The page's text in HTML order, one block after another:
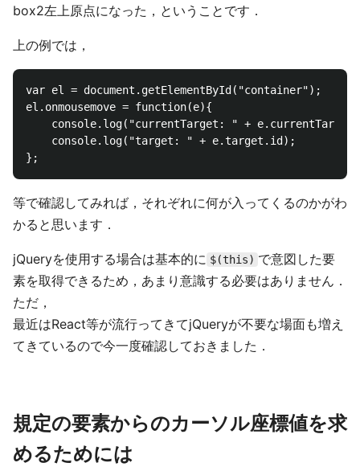
box2左上原点になった，ということです．
上の例では，
var el = document.getElementById("container");
el.onmousemove = function(e){
等で確認してみれば，それぞれに何が入ってくるのかがわ
かると思います．
jQueryを使用する場合は基本的に $(this) で意図した要
素を取得できるため，あまり意識する必要はありません．
ただ，
最近はReact等が流行ってきてjQueryが不要な場面も増え
てきているので今一度確認しておきました．
規定の要素からのカーソル座標値を求
めるためには